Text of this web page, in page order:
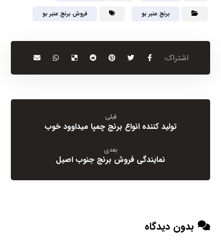
برنج عنبر بو فروش برنج عنبر بو
قبلی
تولید کننده انواع برنج چمپا میداوود خوب
بعدی
نمایندگی فروش برنج جنوب اصیل
بدون دیدگاه